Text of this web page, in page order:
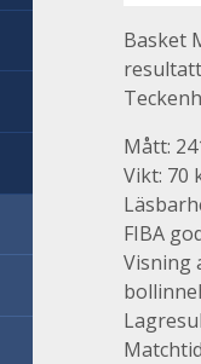
Basket
Mått:
Vikt: 70
FIBA
Visning